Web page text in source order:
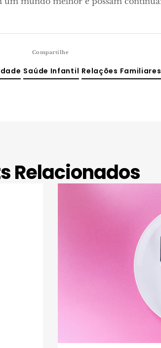
Compartilhe
Saúde Infantil Relações Familiares
Relacionados